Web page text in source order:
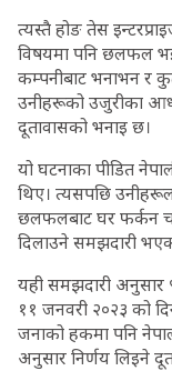
त्यस्तै होङ तेस
विषयमा पनि छलफल
कम्पनीबाट भनाभन र
उनीहरूको उजुरीका
दूतावासको भनाइ छ।
यो घटनाका पीडित
थिए। त्यसपछि
छलफलबाट घर फर्कन
दिलाउने समझदारी
यही समझदारी अनुसार
११ जनवरी २०२३ को
जनाको हकमा पनि
अनुसार निर्णय लिइने